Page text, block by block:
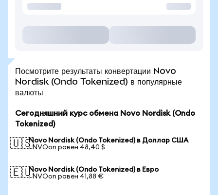
Посмотрите результаты конвертации Novo
Nordisk (Ondo Tokenized) в популярные
валюты
Сегодняшний курс обмена Novo Nordisk (Ondo
Tokenized)
🇺🇸Novo Nordisk (Ondo Tokenized) в Доллар США
1 NVOon равен 48,40 $
🇪🇺Novo Nordisk (Ondo Tokenized) в Евро
1 NVOon равен 41,88 €